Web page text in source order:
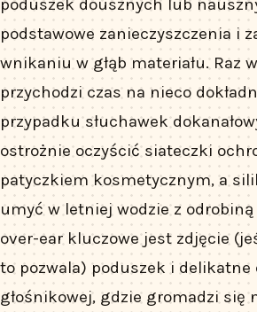
poduszek dousznych lub
podstawowe zanieczyszczenia i
wnikaniu w głąb materiału. Raz
przychodzi czas na nieco
przypadku słuchawek
ostrożnie oczyścić siateczki
patyczkiem kosmetycznym, a
umyć w letniej wodzie z odrobiną
over-ear kluczowe jest zdjęcie
to pozwala) poduszek i
głośnikowej, gdzie gromadzi się